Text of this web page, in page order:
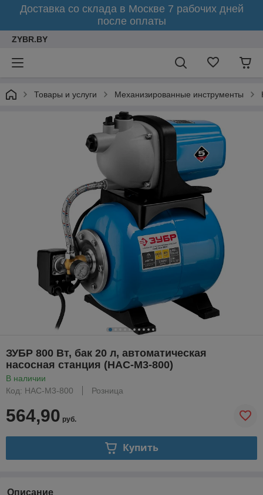
Доставка со склада в Москве 7 рабочих дней
после оплаты
ZYBR.BY
Товары и услуги Механизированные инструменты
ЗУБР 800 Вт, бак 20 л, автоматическая
насосная станция (НАС-М3-800)
В наличии
Код: НАС-М3-800
Розница
564,90 руб.
Купить
Описание